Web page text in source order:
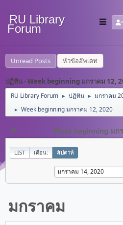
RU Library
Forum
Unread Posts หัวข้ออัพเดท
ปฏิทิน - Week beginning มกราคม 12,
RU Library Forum ► ปฏิทิน ► มกราคม
► Week beginning มกราคม 12, 2020
« Week beginning มก
LIST เดือน: สัปดาห์
มกราคม